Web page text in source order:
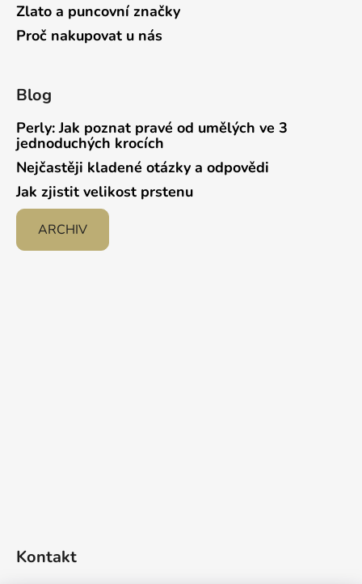
Zlato a puncovní značky
Proč nakupovat u nás
Blog
Perly: Jak poznat pravé od umělých ve 3
jednoduchých krocích
Nejčastěji kladené otázky a odpovědi
Jak zjistit velikost prstenu
ARCHIV
Kontakt